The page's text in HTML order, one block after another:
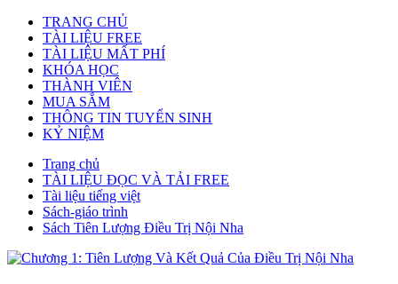
TRANG CHỦ
TÀI LIỆU FREE
TÀI LIỆU MẤT PHÍ
KHÓA HỌC
THÀNH VIÊN
MUA SẮM
THÔNG TIN TUYỂN SINH
KỶ NIỆM
Trang chủ
TÀI LIỆU ĐỌC VÀ TẢI FREE
Tài liệu tiếng việt
Sách-giáo trình
Sách Tiên Lượng Điều Trị Nội Nha